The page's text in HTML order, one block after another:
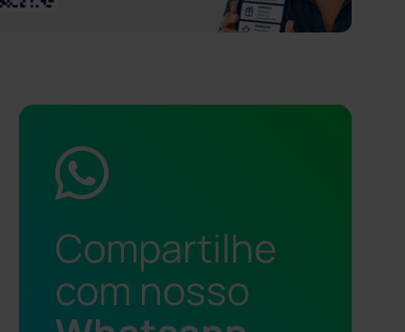
Compartilhe
com nosso